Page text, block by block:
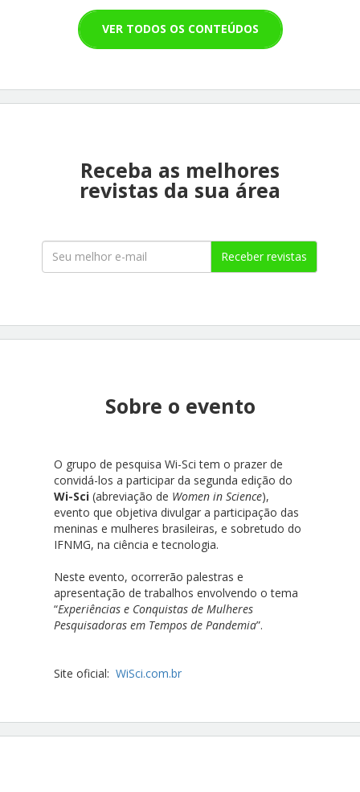
VER TODOS OS CONTEÚDOS
Receba as melhores
revistas da sua área
Receber revistas
Sobre o evento
O grupo de pesquisa Wi-Sci tem o prazer de
convidá-los a participar da segunda edição do
Wi-Sci (abreviação de Women in Science),
evento que objetiva divulgar a participação das
meninas e mulheres brasileiras, e sobretudo do
IFNMG, na ciência e tecnologia.
Neste evento, ocorrerão palestras e
apresentação de trabalhos envolvendo o tema
“Experiências e Conquistas de Mulheres
Pesquisadoras em Tempos de Pandemia”.
Site oficial:WiSci.com.br